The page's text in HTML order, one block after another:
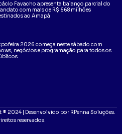
Favacho apresenta balanço parcial do
com mais de R$ 668 milhões
ao Amapá
2026 começa neste sábado com
negócios e programação para todos os
® 2024 | Desenvolvido por RPenna Soluções.
reservados.